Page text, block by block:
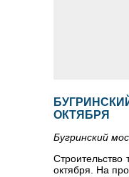
ОКТЯБРЯ
Бугринский
Строительство
октября. На